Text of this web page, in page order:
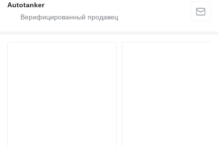
Autotanker